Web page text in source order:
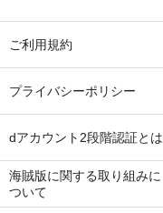
ご利用規約
プライバシーポリシー
dアカウント2段階認証とは
海賊版に関する取り組みに
ついて